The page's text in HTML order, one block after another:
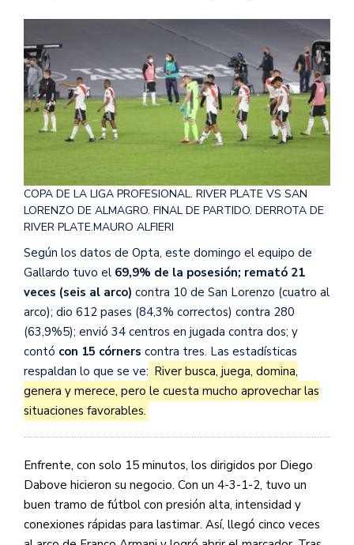
COPA DE LA LIGA PROFESIONAL. RIVER PLATE VS SAN
LORENZO DE ALMAGRO. FINAL DE PARTIDO. DERROTA DE
RIVER PLATE.MAURO ALFIERI
Según los datos de Opta, este domingo el equipo de
Gallardo tuvo el 69,9% de la posesión; remató 21
veces (seis al arco) contra 10 de San Lorenzo (cuatro al
arco); dio 612 pases (84,3% correctos) contra 280
(63,9%5); envió 34 centros en jugada contra dos; y
contó con 15 córners contra tres. Las estadísticas
respaldan lo que se ve: River busca, juega, domina,
genera y merece, pero le cuesta mucho aprovechar las
situaciones favorables.
Enfrente, con solo 15 minutos, los dirigidos por Diego
Dabove hicieron su negocio. Con un 4-3-1-2, tuvo un
buen tramo de fútbol con presión alta, intensidad y
conexiones rápidas para lastimar. Así, llegó cinco veces